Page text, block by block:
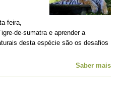
feira,
de-sumatra e aprender a
desta espécie são os desafios
Saber mais